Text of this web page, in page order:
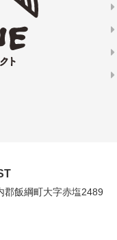
郡飯綱町大字赤塩2489